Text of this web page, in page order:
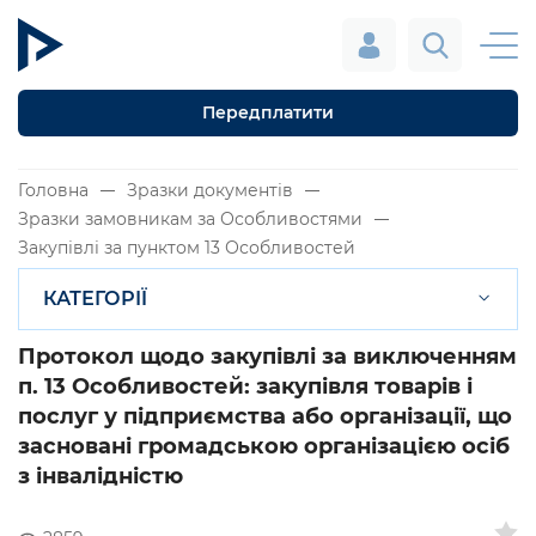
Передплатити
Головна
Зразки документів
Зразки замовникам за Особливостями
Закупівлі за пунктом 13 Особливостей
КАТЕГОРІЇ
Протокол щодо закупівлі за виключенням
п. 13 Особливостей: закупівля товарів і
послуг у підприємства або організації, що
засновані громадською організацією осіб
з інвалідністю